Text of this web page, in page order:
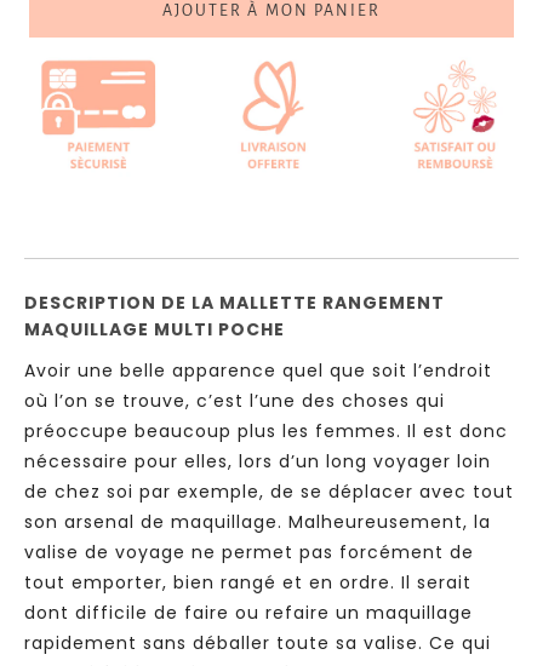
AJOUTER À MON PANIER
DESCRIPTION DE LA MALLETTE RANGEMENT
MAQUILLAGE MULTI POCHE
Avoir une belle apparence quel que soit l’endroit
où l’on se trouve, c’est l’une des choses qui
préoccupe beaucoup plus les femmes. Il est donc
nécessaire pour elles, lors d’un long voyager loin
de chez soi par exemple, de se déplacer avec tout
son arsenal de maquillage. Malheureusement, la
valise de voyage ne permet pas forcément de
tout emporter, bien rangé et en ordre. Il serait
dont difficile de faire ou refaire un maquillage
rapidement sans déballer toute sa valise. Ce qui